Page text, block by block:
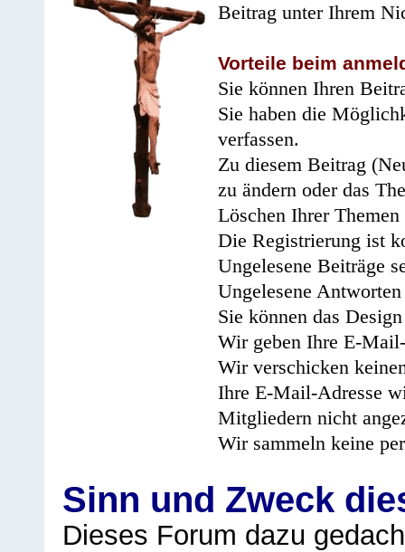
Beitrag unter Ihrem
Vorteile beim
Sie können Ihren
Sie haben die
verfassen.
Zu diesem Beitrag
zu ändern oder das
Löschen Ihrer
Die Registrierung ist
Ungelesene Beiträge
Ungelesene
Sie können das
Wir geben Ihre E-
Wir verschicken
Ihre E-Mail-Adresse
Mitgliedern nicht
Wir sammeln keine
Sinn und Zweck
Dieses Forum dazu